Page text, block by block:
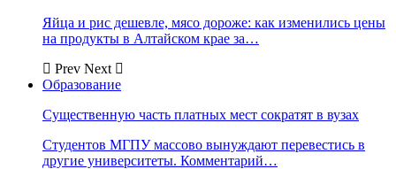
Яйца и рис дешевле, мясо дороже: как изменились цены
на продукты в Алтайском крае за…
Prev Next
Образование
Существенную часть платных мест сократят в вузах
Студентов МГПУ массово вынуждают перевестись в
другие университеты. Комментарий…